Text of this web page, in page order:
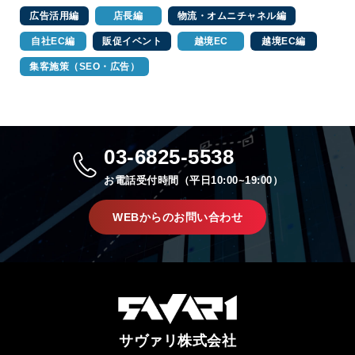
広告活用編 店長編 物流・オムニチャネル編
自社EC編 販促イベント 越境EC 越境EC編
集客施策（SEO・広告）
03-6825-5538
お電話受付時間（平日10:00~19:00）
WEBからのお問い合わせ
サヴァリ株式会社